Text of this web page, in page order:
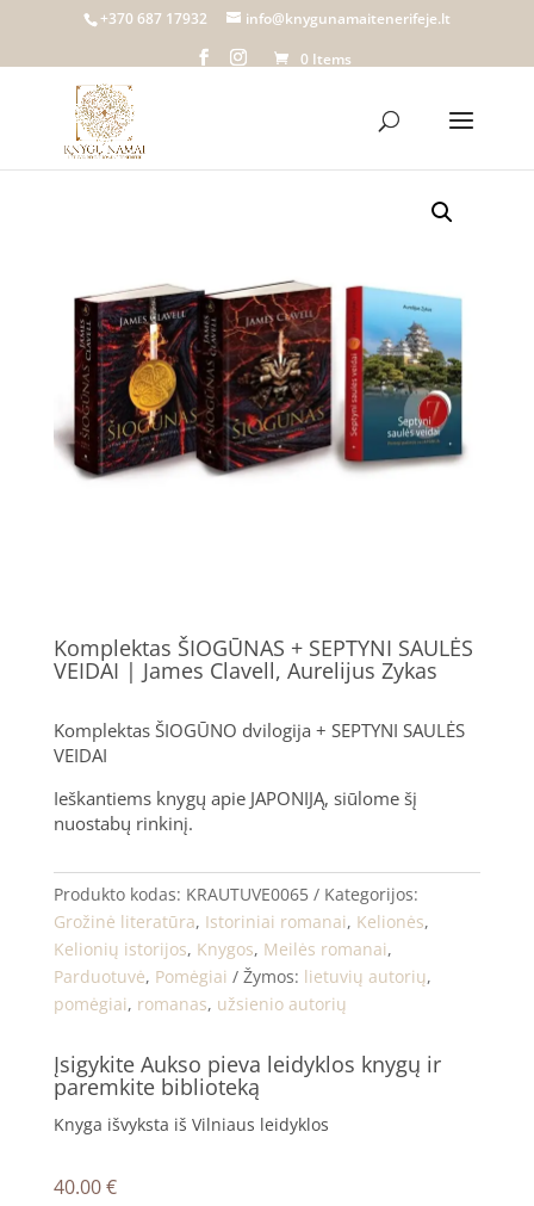
+370 687 17932
info@knygunamaitenerifeje.lt
0 Items
Home/Knygų namai Tenerifeje
Knygos/ Komplektas ŠIOGŪNAS + SEPTYNI SAULĖS
VEIDAI | James Clavell, Aurelijus Zykas
Komplektas ŠIOGŪNAS + SEPTYNI SAULĖS
VEIDAI | James Clavell, Aurelijus Zykas
Komplektas ŠIOGŪNO dvilogija + SEPTYNI SAULĖS
VEIDAI
Ieškantiems knygų apie JAPONIJĄ, siūlome šį
nuostabų rinkinį.
Produkto kodas: KRAUTUVE0065
Kategorijos:
Grožinė literatūra, Istoriniai romanai, Kelionės,
Kelionių istorijos, Knygos, Meilės romanai,
Parduotuvė, Pomėgiai Žymos: lietuvių autorių,
pomėgiai, romanas, užsienio autorių
Įsigykite Aukso pieva leidyklos knygų ir
paremkite biblioteką
Knyga išvyksta iš Vilniaus leidyklos
40.00€